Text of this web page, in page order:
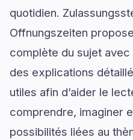
quotidien.
Offnungszeiten
complète du sujet
des explications
utiles afin d’aider le
comprendre, imaginer
possibilités liées au